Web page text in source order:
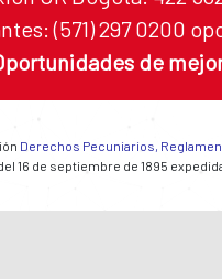
(571) 297 0200
de
Derechos Pecuniarios,
16 de septiembre de 1895